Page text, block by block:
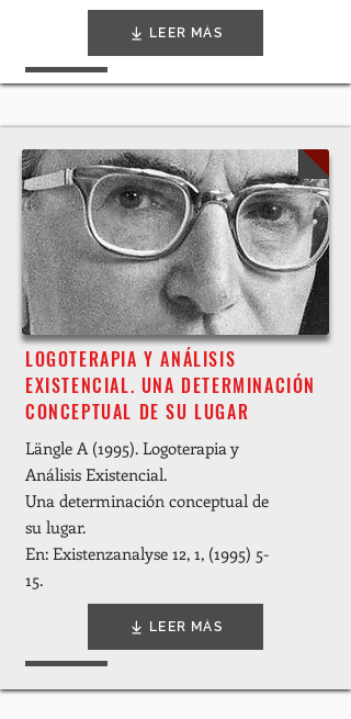
LEER MÁS
LOGOTERAPIA Y ANÁLISIS
EXISTENCIAL. UNA DETERMINACIÓN
CONCEPTUAL DE SU LUGAR
Längle A (1995). Logoterapia y
Análisis Existencial.
Una determinación conceptual de
su lugar.
En: Existenzanalyse 12, 1, (1995) 5-
15.
LEER MÁS